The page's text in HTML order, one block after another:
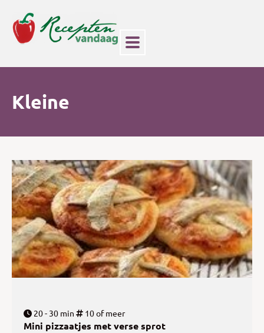
Kleine
20 - 30 min 10 of meer
Mini pizzaatjes met verse sprot